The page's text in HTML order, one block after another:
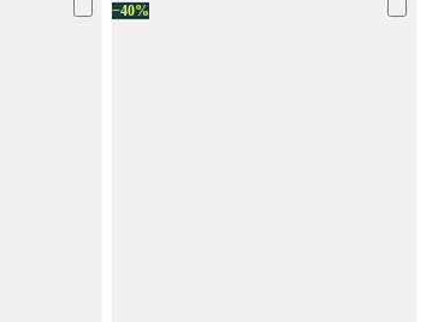
−40%